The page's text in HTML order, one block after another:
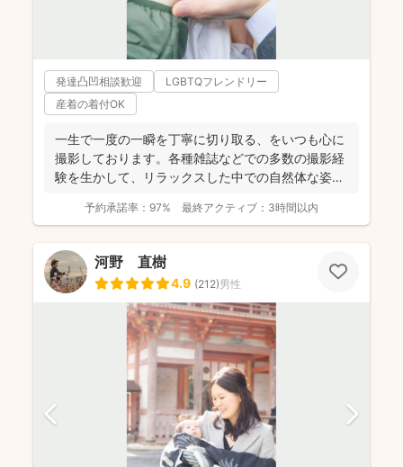
発達凸凹相談歓迎
LGBTQフレンドリー
産着の着付OK
一生で一度の一瞬を丁寧に切り取る、をいつも心に
撮影しております。各種雑誌などでの多数の撮影経
験を生かして、リラックスした中での自然体な姿の
予約承諾率： 97% 最終アクティブ： 3時間以内
河野 直樹
4.9 (212)男性